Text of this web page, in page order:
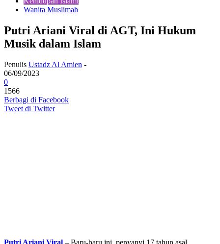
Wanita Muslimah
Putri Ariani Viral di AGT, Ini Hukum
Musik dalam Islam
Penulis Ustadz Al Amien -
06/09/2023
0
1566
Berbagi di Facebook
Tweet di Twitter
Putri Ariani Viral – Baru-baru ini, penyanyi 17 tahun asal